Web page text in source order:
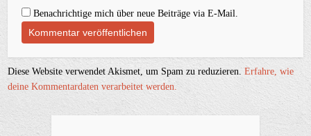
Benachrichtige mich über neue Beiträge via E-Mail.
Diese Website verwendet Akismet, um Spam zu reduzieren.Erfahre, wie
deine Kommentardaten verarbeitet werden.